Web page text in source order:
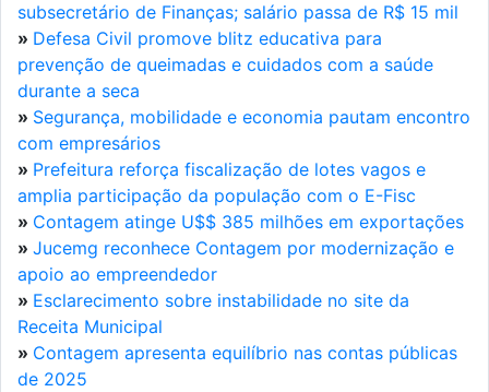
subsecretário de Finanças; salário passa de R$ 15 mil
» Defesa Civil promove blitz educativa para
prevenção de queimadas e cuidados com a saúde
durante a seca
» Segurança, mobilidade e economia pautam encontro
com empresários
» Prefeitura reforça fiscalização de lotes vagos e
amplia participação da população com o E-Fisc
» Contagem atinge U$$ 385 milhões em exportações
» Jucemg reconhece Contagem por modernização e
apoio ao empreendedor
» Esclarecimento sobre instabilidade no site da
Receita Municipal
» Contagem apresenta equilíbrio nas contas públicas
de 2025